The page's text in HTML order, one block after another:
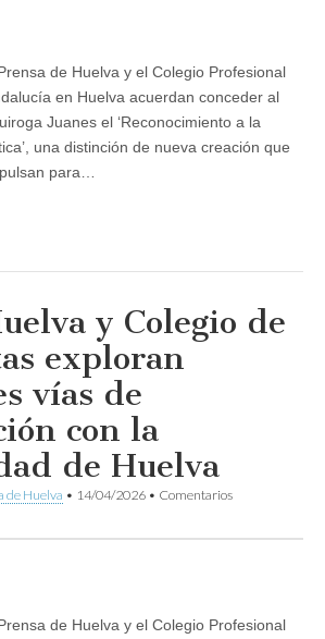
de Huelva y el Colegio Profesional
en Huelva acuerdan conceder al
Juanes el ‘Reconocimiento a la
una distinción de nueva creación que
para…
y Colegio de
exploran
vías de
con la
de Huelva
de Huelva • 14/04/2026 • Comentarios
de Huelva y el Colegio Profesional